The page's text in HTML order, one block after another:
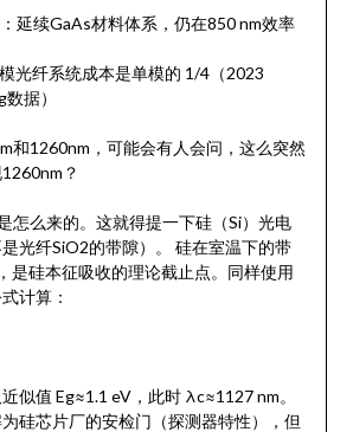
延续GaAs材料体系，仍在850 nm效率
光纤系统成本是单模的 1/4（2023
据）
和1260nm，可能会有人会问，这么突然
？
怎么来的。这就得提一下硅（Si）光电
光纤SiO2的带隙）。 硅在室温下的带
是硅本征吸收的理论截止点。同样使用
计算：
似值 Eg≈1.1 eV，此时 λc≈1127 nm。
硅芯片厂的安检门（探测器特性），但